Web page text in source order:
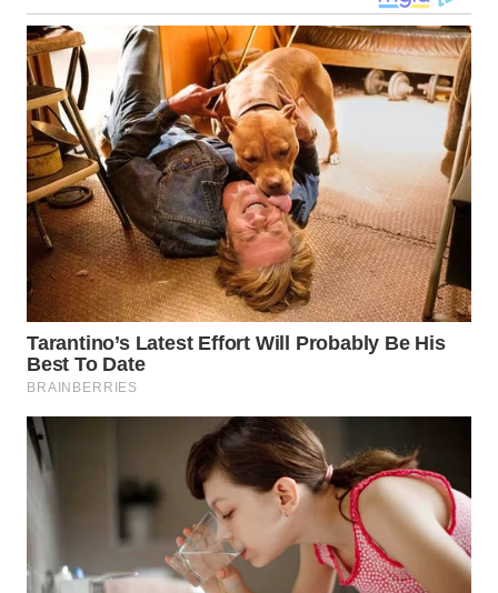
WN
NUSANTARA
WN
JOGJA
WN
JATIM
WN
BALI
WN
KALBAR
KALTENG